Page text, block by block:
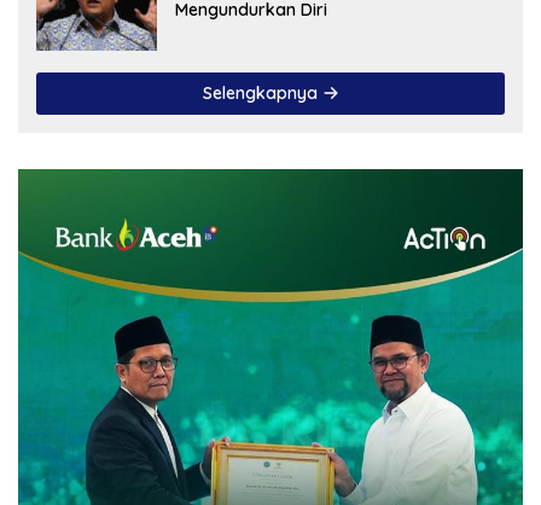
Mengundurkan Diri
Selengkapnya